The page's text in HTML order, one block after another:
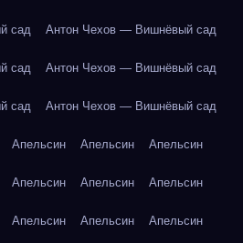
сад Антон Чехов — Вишнёвый сад
сад Антон Чехов — Вишнёвый сад
сад Антон Чехов — Вишнёвый сад
Апельсин Апельсин Апельсин
Апельсин Апельсин Апельсин
Апельсин Апельсин Апельсин